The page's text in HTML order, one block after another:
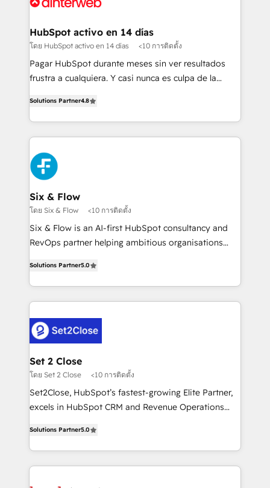
Transformation / Web Development • RevOps &
Sales Consulting • Marketing Automation What
makes us different? 🚀 Top 0.5% of global HubSpot
agencies ⚙️ The strongest technical ability and
partners who will embed ourselves into your
business, processes and systems 🏢 We specialise in
complex use cases 🏆 CRM Implementation,
Platform Enablement, Custom Integration and
Certified
HubSpot activo en 14 días
โดย HubSpot activo en 14 días <10 การติดตั้ง
Pagar HubSpot durante meses sin ver resultados
frustra a cualquiera. Y casi nunca es culpa de la
casos de uso: cada uno resuelve un problema
concreto de tu operación en HubSpot. La entrega
toma de 1 a 3 semanas por caso, abordamos varios
en paralelo cuando tiene sentido, y siempre
confirmamos resultados antes de seguir avanzando.
Empiezas a ver resultados antes de que termine el
mes. 🏆 HubSpot Partner of the Year 2022, máximo
reconocimiento del ecosistema. Elite Solutions
Partner, el nivel más alto. +700 clientes
Hospital ABC, Hogares Unión, Yves Rocher,
MacStore, Café Britt, Bella Piel, confiaron en
respuestas para empezar. Te ayudamos a identificar
el primer caso de uso que más impacto te dará.
días.
Solutions Partner4.8
Six & Flow
โดย Six & Flow <10 การติดตั้ง
Six & Flow is an AI-first HubSpot consultancy and
RevOps partner helping ambitious organisations
Operating across the UK, Netherlands, Ireland, and
Canada, we’ve delivered thousands of successful
HubSpot projects for mid-market and enterprise
combine HubSpot, data, and AI to design connected
go-to-market systems that align people, process,
and technology for predictable, scalable revenue
growth. Our expertise spans RevOps, CRM and data
architecture, AI enablement, and strategic marketing,
delivered through our proprietary FLAIR framework
Partner and ISO 27001:2022 certified consultancy,
we blend strategy, creativity, and technology to help
Solutions Partner5.0
Set 2 Close
โดย Set 2 Close <10 การติดตั้ง
Set2Close, HubSpot’s fastest-growing Elite Partner,
excels in HubSpot CRM and Revenue Operations
As a top HubSpot Elite Partner, we specialize in
custom HubSpot CRM solutions. Our experts design,
implement, and optimize systems to enhance user
Solutions Partner5.0